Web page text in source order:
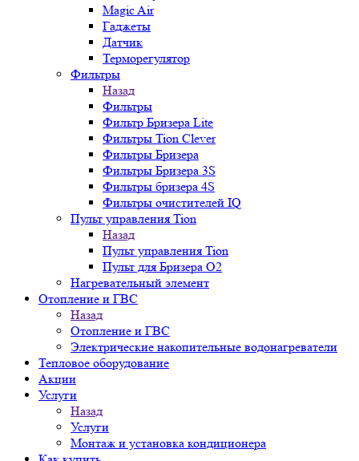
Magic Air
Гаджеты
Датчик
Терморегулятор
Фильтры
Назад
Фильтры
Фильтр Бризера Lite
Фильтры Tion Clever
Фильтры Бризера
Фильтры Бризера 3S
Фильтры бризера 4S
Фильтры очистителей IQ
Пульт управления Tion
Назад
Пульт управления Tion
Пульт для Бризера O2
Нагревательный элемент
Отопление и ГВС
Назад
Отопление и ГВС
Электрические накопительные водонагреватели
Тепловое оборудование
Акции
Услуги
Назад
Услуги
Монтаж и установка кондиционера